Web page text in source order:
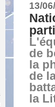
13/
de
la
de
la